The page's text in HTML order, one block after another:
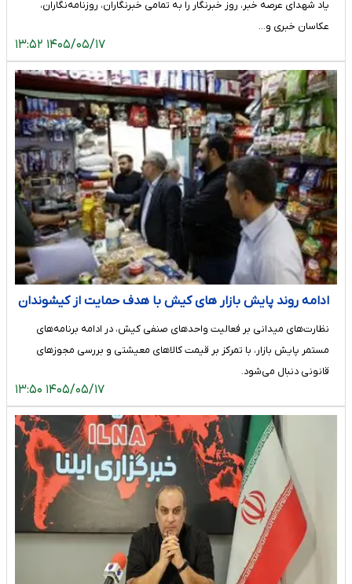
یاد شهدای عرصه خبر، روز خبرنگار را به تمامی خبرنگاران، روزنامه‌نگاران،
عکاسان خبری و…
۱۴۰۵/۰۵/۱۷ ۱۳:۵۲
ادامه روند پایش بازار های کیش با هدف حمایت از کیشوندان
نظارت‌های میدانی بر فعالیت واحدهای صنفی کیش، در ادامه برنامه‌های
مستمر پایش بازار، با تمرکز بر قیمت کالاهای معیشتی و بررسی مجوزهای
قانونی دنبال می‌شود.
۱۴۰۵/۰۵/۱۷ ۱۳:۵۰